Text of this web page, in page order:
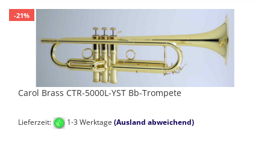
-21%
Carol Brass CTR-5000L-YST Bb-Trompete
Lieferzeit: 1-3 Werktage (Ausland abweichend)